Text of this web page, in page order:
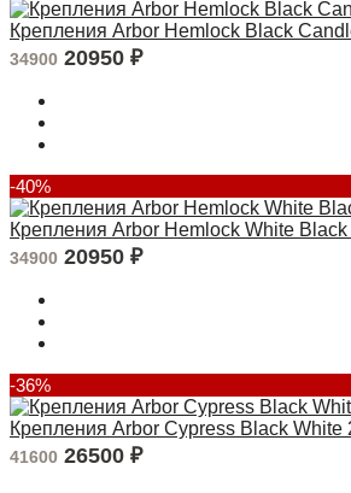
Крепления Arbor Hemlock Black
34900 20950 ₽
-40%
Крепления Arbor Hemlock White
34900 20950 ₽
-36%
Крепления Arbor Cypress Black White
41600 26500 ₽